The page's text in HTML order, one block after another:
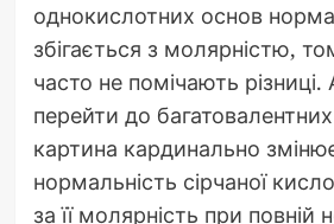
однокислотних основ
збігається з молярністю,
часто не помічають різниці.
перейти до
картина кардинально
нормальність сірчаної
за її молярність при повній